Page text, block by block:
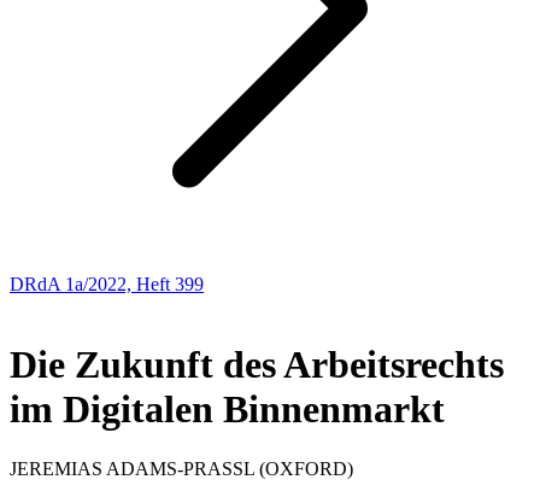
DRdA 1a/2022, Heft 399
Die Zukunft des Arbeitsrechts
im Digitalen Binnenmarkt
JEREMIAS ADAMS-PRASSL (OXFORD)